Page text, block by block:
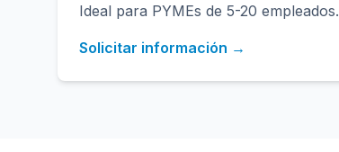
Ideal para PYMEs de 5-20 empleados.
Solicitar información →